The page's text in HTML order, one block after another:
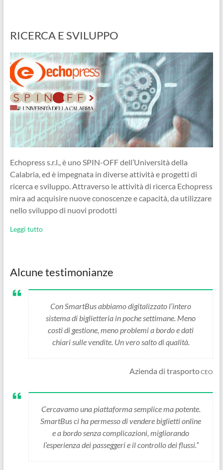
RICERCA E SVILUPPO
Echopress s.r.l., è uno SPIN-OFF dell’Università della
Calabria, ed è impegnata in diverse attività e progetti di
ricerca e sviluppo. Attraverso le attività di ricerca Echopress
mira ad acquisire nuove conoscenze e capacità, da utilizzare
nello sviluppo di nuovi prodotti
Leggi tutto
Alcune testimonianze
Con SmartBus abbiamo digitalizzato l’intero
sistema di biglietteria in poche settimane. Meno
costi di gestione, meno problemi a bordo e dati
chiari sulle vendite. Un vero salto di qualità.
Azienda di trasportoCEO
Cercavamo una piattaforma semplice ma potente.
SmartBus ci ha permesso di vendere biglietti online
e a bordo senza complicazioni, migliorando
l’esperienza dei passeggeri e il controllo dei flussi.”